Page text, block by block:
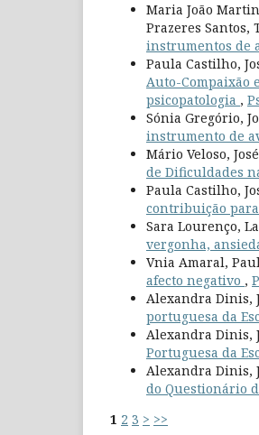
Maria João
Prazeres Santos,
instrumentos de
Paula Castilho,
Auto-Compaixão
psicopatologia ,
Sónia Gregório,
instrumento de
Mário Veloso,
de Dificuldades
Paula Castilho,
contribuição
Sara Lourenço,
vergonha,
Vnia Amaral,
afecto negativo ,
Alexandra Dinis,
portuguesa da
Alexandra Dinis,
Portuguesa da
Alexandra Dinis,
do Questionário
1 2 3 > >>